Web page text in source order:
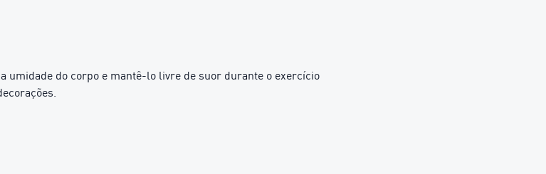
umidade do corpo e mantê-lo livre de suor durante o exercício